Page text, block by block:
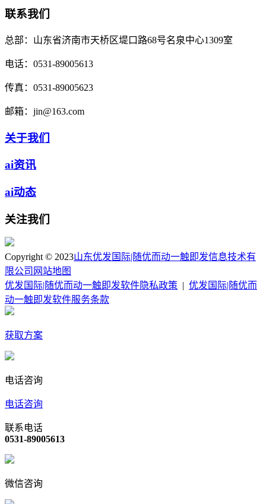
联系我们
总部： 山东省济南市天桥区堤口路68号名泉中心1309室
电话： 0531-89005613
传真： 0531-89005623
邮箱： jin@163.com
关于我们
ai资讯
ai动态
关注我们
Copyright © 2023山东优发国际|随优而动一触即发信息技术有
限公司 网站地图
优发国际|随优而动一触即发软件隐私政策
优发国际|随优而
动一触即发软件服务条款
获取方案
电话咨询
电话咨询
联系电话
0531-89005613
微信咨询